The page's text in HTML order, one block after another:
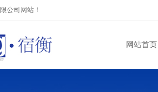
公司网站！
网站首页